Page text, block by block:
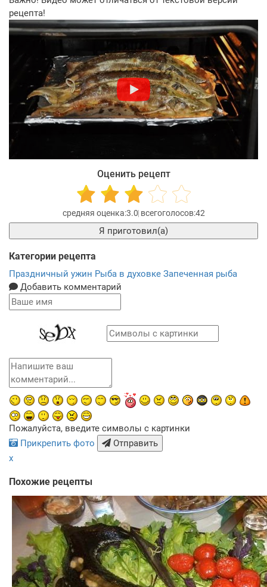
рецепта!
Оценить рецепт
3.0 42
Я приготовил(а)
Категории рецепта
Праздничный ужин Рыба в духовке Запеченная рыба
Добавить комментарий
Пожалуйста, введите символы с картинки
Прикрепить фото
Отправить
x
Похожие рецепты